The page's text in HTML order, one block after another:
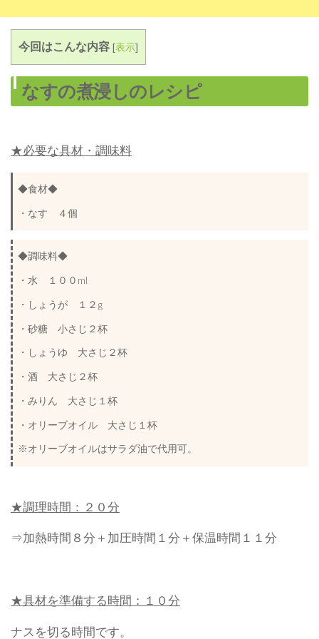
今回はこんな内容 [表示]
なすの煮浸しのレシピ
★必要な具材・調味料
◆食材◆
・なす ４個
◆調味料◆
・水 １００ml
・しょうが １２g
・砂糖 小さじ２杯
・しょうゆ 大さじ２杯
・酒 大さじ２杯
・みりん 大さじ１杯
・オリーブオイル 大さじ１杯
※オリーブオイルはサラダ油で代用可。
★調理時間：２０分
⇒加熱時間８分＋加圧時間１分＋保温時間１１分
★具材を準備する時間：１０分
ナスを切る時間です。